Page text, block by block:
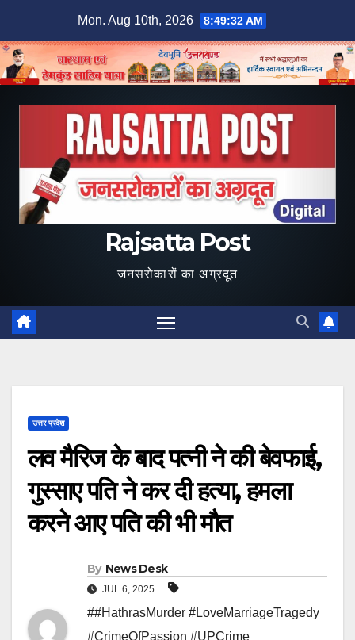
content
Mon. Aug 10th, 2026 8:49:33 AM
Rajsatta Post
जनसरोकारों का अग्रदूत
उत्तर प्रदेश
लव मैरिज के बाद पत्नी ने की बेवफाई,
गुस्साए पति ने कर दी हत्या, हमला
करने आए पति की भी मौत
By News Desk
JUL 6, 2025
##HathrasMurder #LoveMarriageTragedy
#CrimeOfPassion #UPCrime